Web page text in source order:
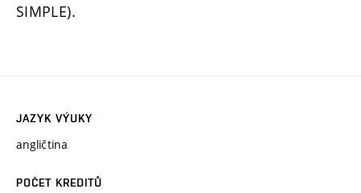
SIMPLE).
JAZYK VÝUKY
angličtina
POČET KREDITŮ